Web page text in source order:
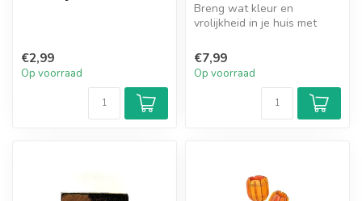
€2,99
Op voorraad
Breng wat kleur en
vrolijkheid in je huis met
tegels!...
€7,99
Op voorraad